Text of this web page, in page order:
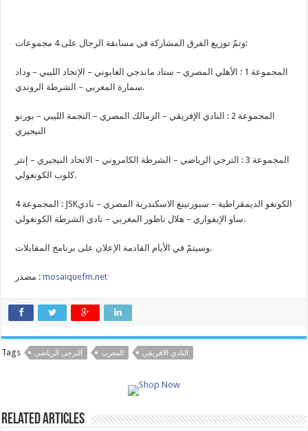
وتمّ توزيع الفرق المشاركة في مسابقة الرجال على 4 مجموعات:
المجموعة 1 : الأهلي المصري – ستاد ماندجي الغابوني – الإتحاد الليبي – وداد
سمارة المغربي – الشرطة الروندي.
المجموعة 2 : النادي الإفريقي – الزمالك المصري – النجمة الليبي – بورنو
النيجيري
المجموعة 3 : الترجي الرياضي – الشرطة الكامروني – الاتحاد النيجيري – إنتر
كلوب الكونغولي.
المجموعة 4 : JSKالكونغو الديمقراطية – سبورتينغ الاسكندرية المصري – نادي
ساو الإيفواري – هلال ناظور المغربي – نادي الشرطة الكونغولي.
وسيتمّ في الأيام القادمة الإعلان على برنامج المقابلات.
مصدر :mosaiquefm.net
Tags الترجي الرياضي المغرب النادي الافريقي
Related Articles